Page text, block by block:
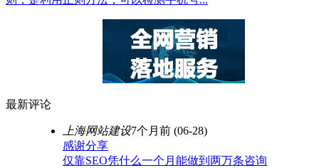
最新评论
上海网站建设7个月前 (06-28)
感谢分享
仅靠SEO凭什么一个月能做到两万条咨询